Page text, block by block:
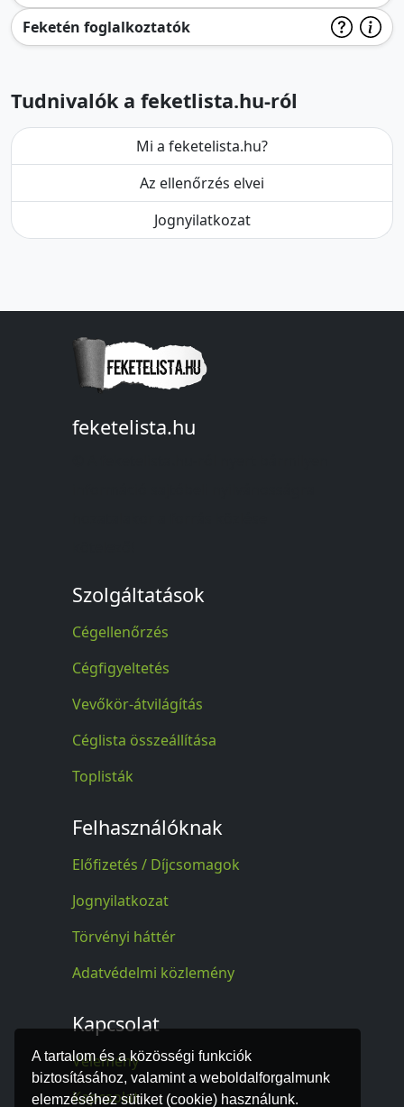
A tartalom és a közösségi funkciók
biztosításához, valamint a weboldalforgalmunk
elemzéséhez sütiket (cookie) használunk.
Feketén foglalkoztatók
Tudnivalók a feketlista.hu-ról
Mi a feketelista.hu?
Az ellenőrzés elvei
Jognyilatkozat
feketelista.hu
Szolgáltatások
Cégellenőrzés
Cégfigyeltetés
Vevőkör-átvilágítás
Céglista összeállítása
Toplisták
Felhasználóknak
Előfizetés / Díjcsomagok
Jognyilatkozat
Törvényi háttér
Adatvédelmi közlemény
Kapcsolat
Vélemény
Kapcsolat